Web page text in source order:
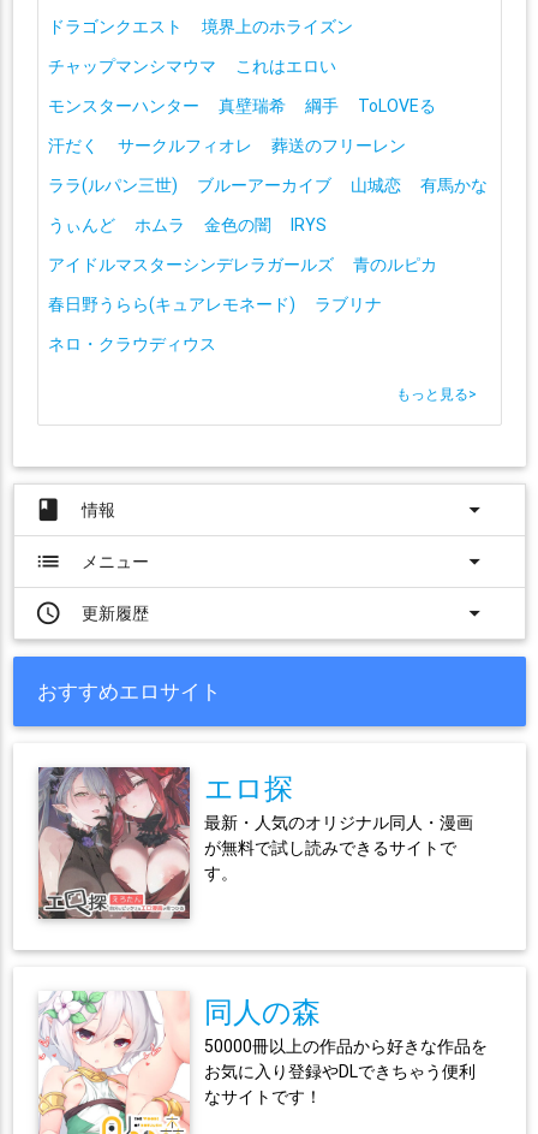
ドラゴンクエスト
境界上のホライズン
チャップマンシマウマ
これはエロい
モンスターハンター
真壁瑞希 綱手
ToLOVEる
汗だく
サークルフィオレ
葬送のフリーレン
ララ(ルパン三世)
ブルーアーカイブ 山城恋
有馬かな
うぃんど
ホムラ 金色の闇
IRYS
アイドルマスターシンデレラガールズ
青のルピカ
春日野うらら(キュアレモネード)
ラブリナ
ネロ・クラウディウス
もっと見る>
book 情報
arrow_drop_down
list
メニュー
arrow_drop_down
access_time
更新履歴 arrow_drop_down
おすすめエロサイト
エロ探
最新・人気のオリジナル同人・漫画
が無料で試し読みできるサイトで
す。
同人の森
50000冊以上の作品から好きな作品を
お気に入り登録やDLできちゃう便利
なサイトです！